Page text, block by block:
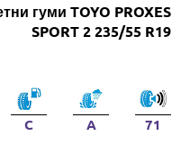
гуми TOYO PROXES
SPORT 2 235/55 R19
C A 71